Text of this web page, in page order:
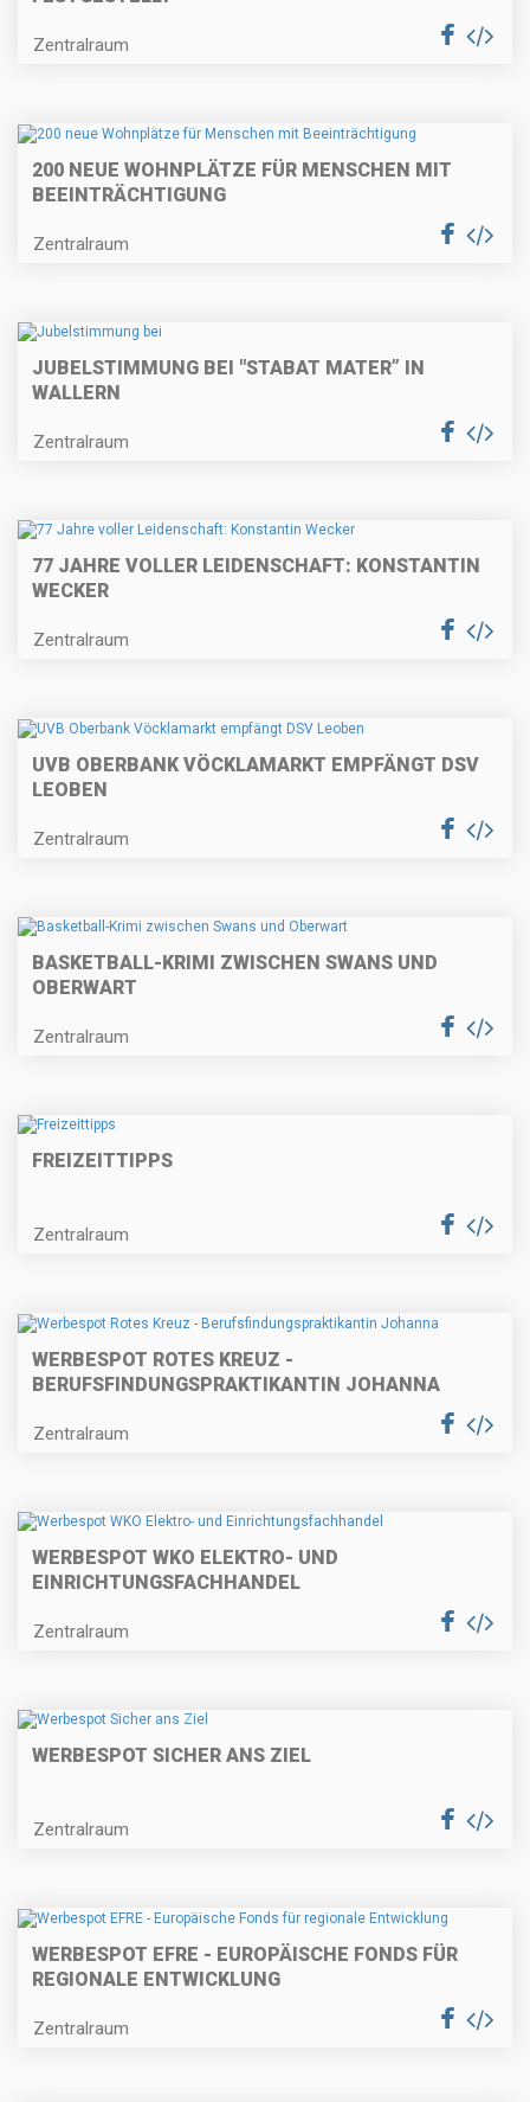
Zentralraum
200 NEUE WOHNPLÄTZE FÜR MENSCHEN MIT
BEEINTRÄCHTIGUNG
Zentralraum
JUBELSTIMMUNG BEI "STABAT MATER” IN
WALLERN
Zentralraum
77 JAHRE VOLLER LEIDENSCHAFT: KONSTANTIN
WECKER
Zentralraum
UVB OBERBANK VÖCKLAMARKT EMPFÄNGT DSV
LEOBEN
Zentralraum
BASKETBALL-KRIMI ZWISCHEN SWANS UND
OBERWART
Zentralraum
FREIZEITTIPPS
Zentralraum
WERBESPOT ROTES KREUZ -
BERUFSFINDUNGSPRAKTIKANTIN JOHANNA
Zentralraum
WERBESPOT WKO ELEKTRO- UND
EINRICHTUNGSFACHHANDEL
Zentralraum
WERBESPOT SICHER ANS ZIEL
Zentralraum
WERBESPOT EFRE - EUROPÄISCHE FONDS FÜR
REGIONALE ENTWICKLUNG
Zentralraum